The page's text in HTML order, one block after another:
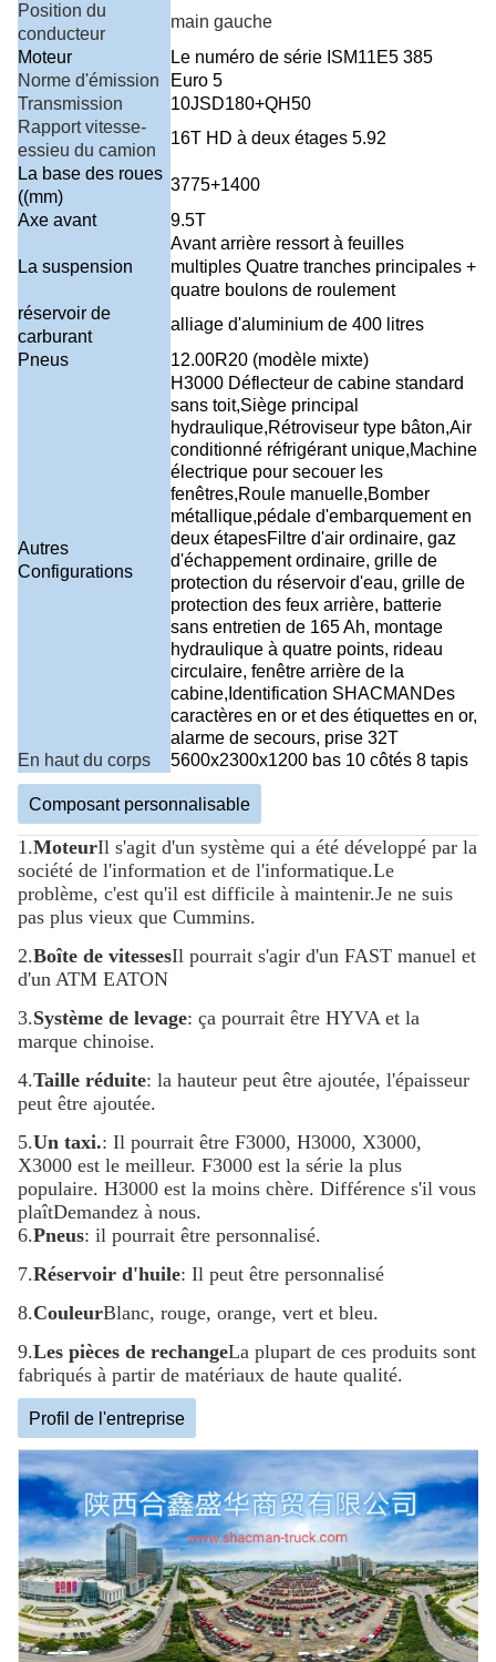
Position du
conducteur
main gauche
Moteur
Le numéro de série ISM11E5 385
Norme d'émission
Euro 5
Transmission
10JSD180+QH50
Rapport vitesse-
essieu du camion
16T HD à deux étages 5.92
La base des roues
((mm)
3775+1400
Axe avant
9.5T
La suspension
Avant arrière ressort à feuilles
multiples Quatre tranches principales +
quatre boulons de roulement
réservoir de
carburant
alliage d'aluminium de 400 litres
Pneus
12.00R20 (modèle mixte)
Autres
Configurations
H3000 Déflecteur de cabine standard
sans toit,Siège principal
hydraulique,Rétroviseur type bâton,Air
conditionné réfrigérant unique,Machine
électrique pour secouer les
fenêtres,Roule manuelle,Bomber
métallique,pédale d'embarquement en
deux étapesFiltre d'air ordinaire, gaz
d'échappement ordinaire, grille de
protection du réservoir d'eau, grille de
protection des feux arrière, batterie
sans entretien de 165 Ah, montage
hydraulique à quatre points, rideau
circulaire, fenêtre arrière de la
cabine,Identification SHACMANDes
caractères en or et des étiquettes en or,
alarme de secours, prise 32T
En haut du corps
5600x2300x1200 bas 10 côtés 8 tapis
Composant personnalisable
1.MoteurIl s'agit d'un système qui a été développé par la
société de l'information et de l'informatique.Le
problème, c'est qu'il est difficile à maintenir.Je ne suis
pas plus vieux que Cummins.
2.Boîte de vitessesIl pourrait s'agir d'un FAST manuel et
d'un ATM EATON
3.Système de levage: ça pourrait être HYVA et la
marque chinoise.
4.Taille réduite: la hauteur peut être ajoutée, l'épaisseur
peut être ajoutée.
5.Un taxi.: Il pourrait être F3000, H3000, X3000,
X3000 est le meilleur. F3000 est la série la plus
populaire. H3000 est la moins chère. Différence s'il vous
plaîtDemandez à nous.
6.Pneus: il pourrait être personnalisé.
7.Réservoir d'huile: Il peut être personnalisé
8.CouleurBlanc, rouge, orange, vert et bleu.
9.Les pièces de rechangeLa plupart de ces produits sont
fabriqués à partir de matériaux de haute qualité.
Profil de l'entreprise